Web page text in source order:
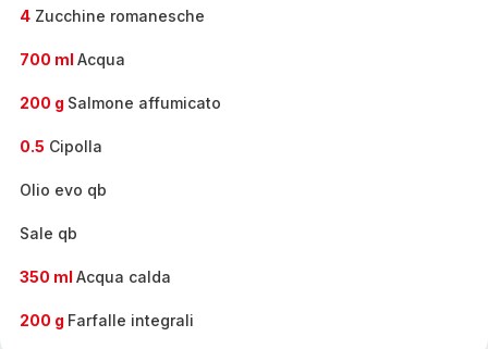
4 Zucchine romanesche
700 ml Acqua
200 g Salmone affumicato
0.5 Cipolla
Olio evo qb
Sale qb
350 ml Acqua calda
200 g Farfalle integrali